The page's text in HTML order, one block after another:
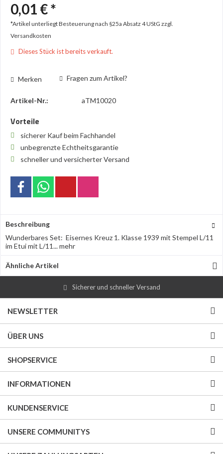
0,01 € *
*Artikel unterliegt Besteuerung nach §25a Absatz 4 UStG zzgl.
Versandkosten
Dieses Stück ist bereits verkauft.
Merken Fragen zum Artikel?
Artikel-Nr.: aTM10020
Vorteile
sicherer Kauf beim Fachhandel
unbegrenzte Echtheitsgarantie
schneller und versicherter Versand
Beschreibung
Wunderbares Set: Eisernes Kreuz 1. Klasse 1939 mit Stempel L/11
im Etui mit L/11...mehr
Ähnliche Artikel
Sicherer und schneller Versand
NEWSLETTER
ÜBER UNS
SHOPSERVICE
INFORMATIONEN
KUNDENSERVICE
UNSERE COMMUNITYS